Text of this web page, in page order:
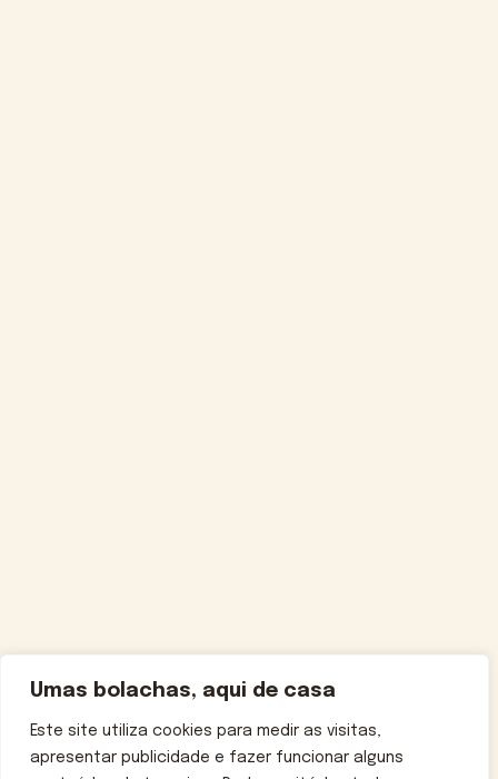
Umas bolachas, aqui de casa
Este site utiliza cookies para medir as visitas,
apresentar publicidade e fazer funcionar alguns